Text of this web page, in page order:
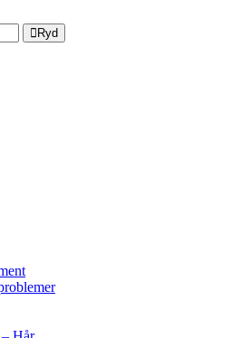
Ryd